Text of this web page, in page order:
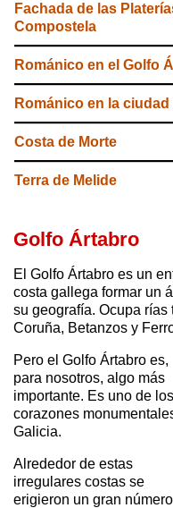
Fachada de las
Compostela
Románico en el Golfo
Románico en la
Costa de Morte
Terra de Melide
Golfo Ártabro
El Golfo Ártabro es un
costa gallega formar un
su geografía. Ocupa
Coruña, Betanzos y
Pero el Golfo Ártabro es,
para nosotros, algo más
importante. Es uno de los
corazones
Galicia.
Alrededor de estas
irregulares costas se
erigieron un gran